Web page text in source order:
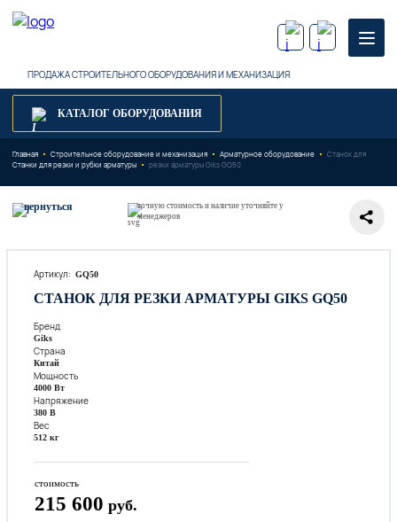
ПРОДАЖА СТРОИТЕЛЬНОГО ОБОРУДОВАНИЯ И МЕХАНИЗАЦИЯ
КАТАЛОГ ОБОРУДОВАНИЯ
Главная Строительное оборудование и механизация
Арматурное оборудование
Станки для резки и рубки арматуры
Станок для
резки арматуры Giks GQ50
вернуться
точную стоимость и наличие уточняйте у
менеджеров
Артикул: GQ50
СТАНОК ДЛЯ РЕЗКИ АРМАТУРЫ GIKS GQ50
Бренд
Giks
Страна
Китай
Мощность
4000 Вт
Напряжение
380 В
Вес
512 кг
стоимость
215 600 руб.